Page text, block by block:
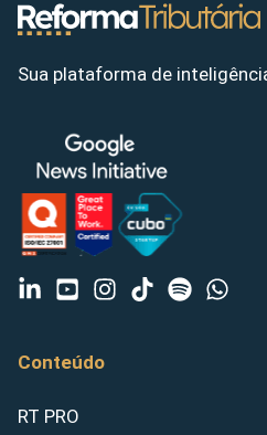
Sua plataforma de
Conteúdo
RT PRO